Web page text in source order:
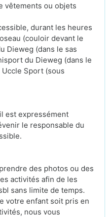
vêtements ou objets
durant les heures
(couloir devant le
Dieweg (dans le sas
du Dieweg (dans le
Sport (sous
est expressément
le responsable du
des photos ou des
activités afin de les
sans limite de temps.
votre enfant soit pris en
nous vous